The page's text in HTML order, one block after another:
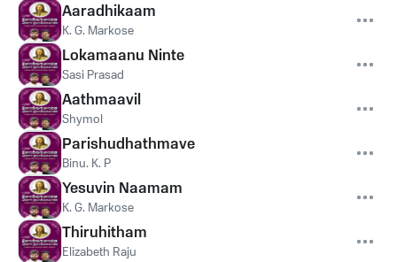
Aaradhikaam
K. G. Markose
Lokamaanu Ninte
Sasi Prasad
Aathmaavil
Shymol
Parishudhathmave
Binu. K. P
Yesuvin Naamam
K. G. Markose
Thiruhitham
Elizabeth Raju